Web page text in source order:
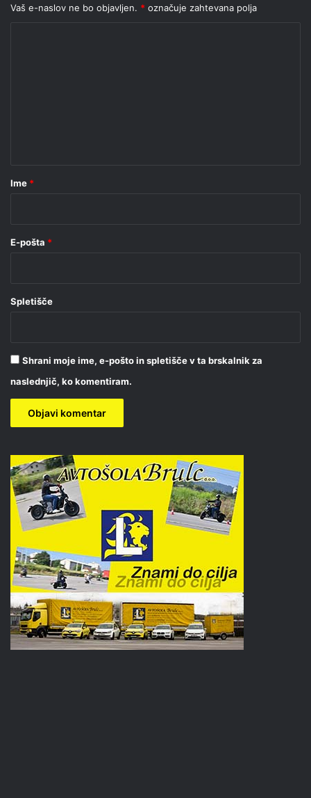
Vaš e-naslov ne bo objavljen. * označuje zahtevana polja
rIme *
E-pošta *
Spletišče
Shrani moje ime, e-pošto in spletišče v ta brskalnik za
naslednjič, ko komentiram.